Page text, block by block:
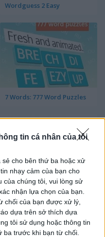
tin cá nhân của tôi
cho bên thứ ba hoặc xử
nhạy cảm của bạn cho
của chúng tôi, vui lòng sử
nhận lựa chọn của bạn.
chối của bạn được xử lý,
dựa trên sở thích dựa
tôi sử dụng hoặc thông tin
ba trước khi bạn từ chối.
Wordguess 2 Easy
7 Words: 777 Word Puzzles
4x1 Picture Quiz